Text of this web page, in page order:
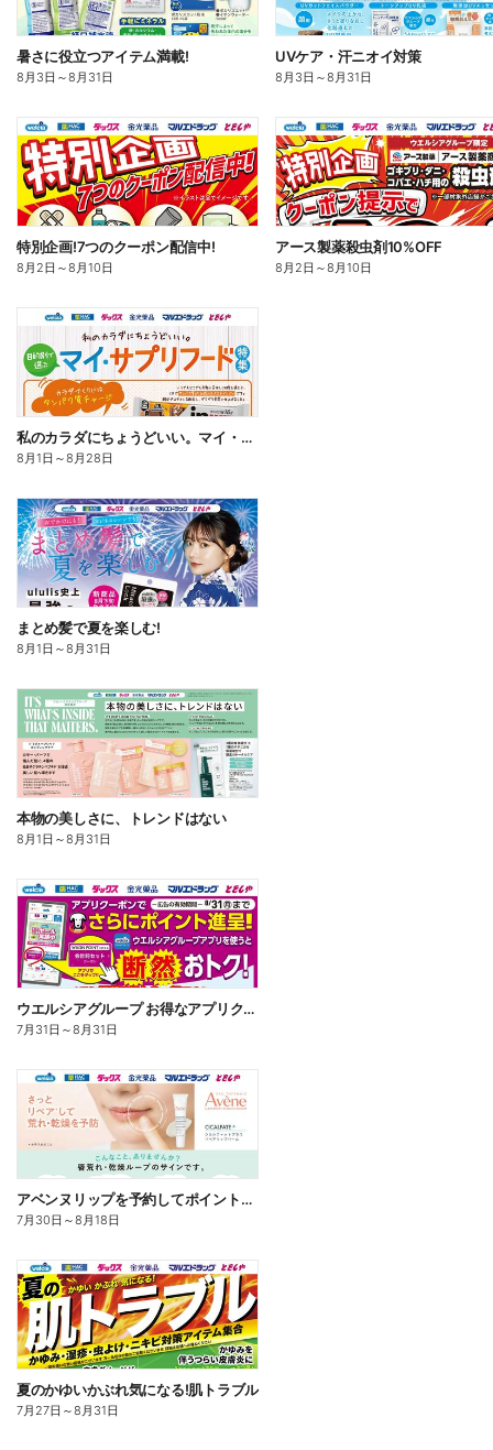
暑さに役立つアイテム満載!
8月3日 ～8月31日
UVケア・汗ニオイ対策
8月3日 ～8月31日
特別企画!7つのクーポン配信中!
8月2日 ～8月10日
アース製薬殺虫剤10%OFF
8月2日 ～8月10日
私のカラダにちょうどいい。マイ・サプリフード
8月1日 ～8月28日
まとめ髪で夏を楽しむ!
8月1日 ～8月31日
本物の美しさに、トレンドはない
8月1日 ～8月31日
ウエルシアグループ お得なアプリクーポン
7月31日 ～8月31日
アベンヌリップを予約してポイントゲット!
7月30日 ～8月18日
夏のかゆいかぶれ気になる!肌トラブル
7月27日 ～8月31日